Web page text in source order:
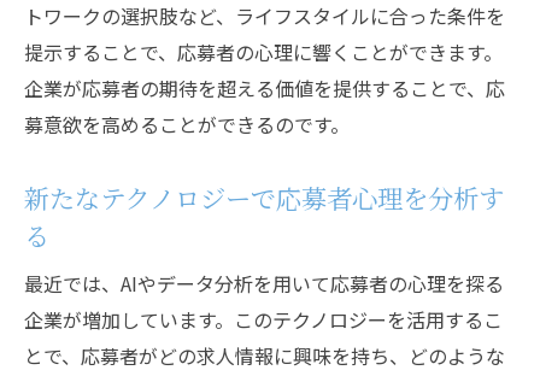
トワークの選択肢など、ライフスタイルに合った条件を
提示することで、応募者の心理に響くことができます。
企業が応募者の期待を超える価値を提供することで、応
募意欲を高めることができるのです。
新たなテクノロジーで応募者心理を分析す
る
最近では、AIやデータ分析を用いて応募者の心理を探る
企業が増加しています。このテクノロジーを活用するこ
とで、応募者がどの求人情報に興味を持ち、どのような